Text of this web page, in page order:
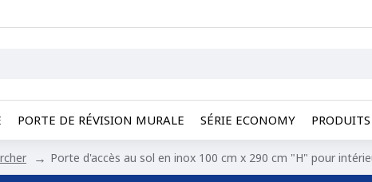
PORTE DE RÉVISION MURALE SÉRIE ECONOMY
Porte d'accès au sol en inox 100 cm x 290 cm "H" pour